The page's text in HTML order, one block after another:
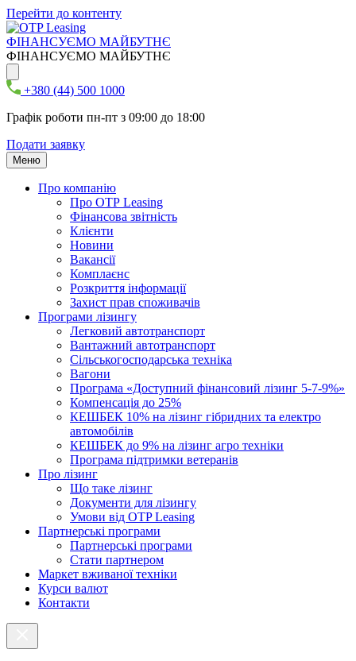
Перейти до контенту
ФІНАНСУЄМО МАЙБУТНЄ
ФІНАНСУЄМО МАЙБУТНЄ
+380 (44) 500 1000
Графік роботи пн-пт з 09:00 до 18:00
Подати заявку
Меню
Про компанію
Про ОТР Leasing
Фінансова звітність
Клієнти
Новини
Вакансії
Комплаєнс
Розкриття інформації
Захист прав споживачів
Програми лізингу
Легковий автотранспорт
Вантажний автотранспорт
Cільськогосподарська техніка
Вагони
Програма «Доступний фінансовий лізинг 5-7-9%»
Компенсація до 25%
КЕШБЕК 10% на лізинг гібридних та електро
автомобілів
КЕШБЕК до 9% на лізинг агро техніки
Програма підтримки ветеранів
Про лізинг
Що таке лізинг
Документи для лізингу
Умови від OTP Leasing
Партнерські програми
Партнерські програми
Стати партнером
Маркет вживаної техніки
Курси валют
Контакти